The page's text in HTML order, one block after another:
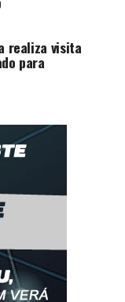
realiza visita
para